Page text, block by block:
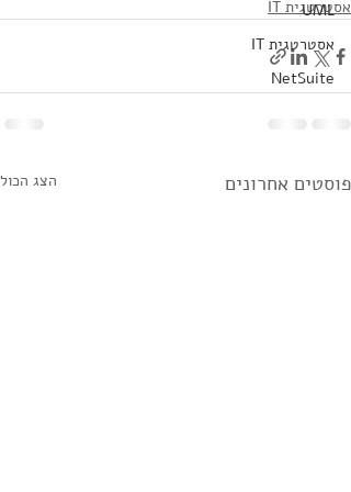
UML
אסטרטגית IT
NetSuite
אסטרטגית IT
פוסטים אחרונים הצג הכול